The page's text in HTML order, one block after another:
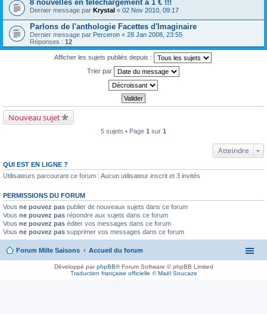
8 nouvelles en téléchargement à 1 € !!!
Dernier message par Krystal « 02 Nov 2010, 09:17
Parlons de l'anthologie Facettes d'Imaginaire
Dernier message par Perceron « 28 Jan 2008, 23:55
Réponses : 12
Afficher les sujets publiés depuis :
Trier par
Nouveau sujet
5 sujets • Page 1 sur 1
Atteindre
QUI EST EN LIGNE ?
Utilisateurs parcourant ce forum : Aucun utilisateur inscrit et 3 invités
PERMISSIONS DU FORUM
Vous ne pouvez pas publier de nouveaux sujets dans ce forum
Vous ne pouvez pas répondre aux sujets dans ce forum
Vous ne pouvez pas éditer vos messages dans ce forum
Vous ne pouvez pas supprimer vos messages dans ce forum
Forum Mille Saisons Accueil du forum
Développé parphpBB® Forum Software © phpBB Limited
Traduction française officielle ©Maël Soucaze